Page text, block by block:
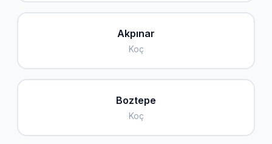
Akpınar
Koç
Boztepe
Koç